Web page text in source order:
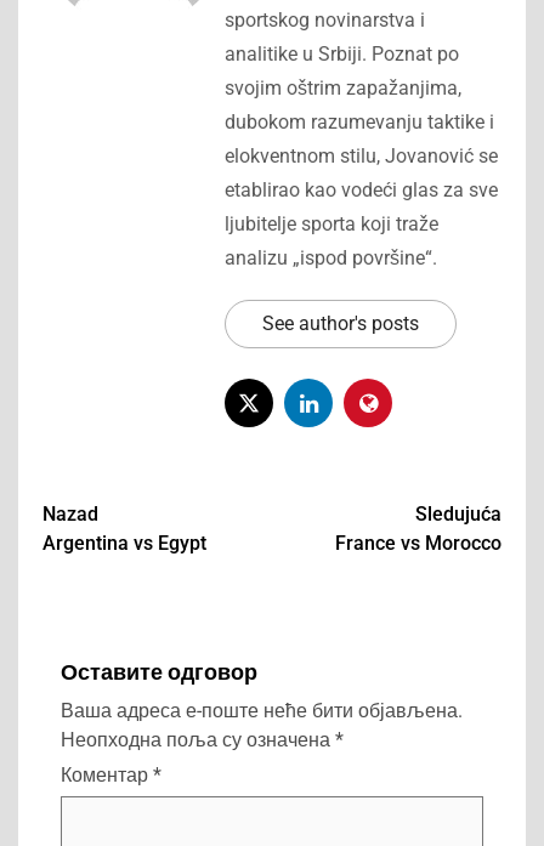
sportskog novinarstva i
analitike u Srbiji. Poznat po
svojim oštrim zapažanjima,
dubokom razumevanju taktike i
elokventnom stilu, Jovanović se
etablirao kao vodeći glas za sve
ljubitelje sporta koji traže
analizu „ispod površine“.
See author's posts
Post
Nazad
Argentina vs Egypt
Sledujuća
France vs Morocco
Оставите одговор
Ваша адреса е-поште неће бити објављена.
Неопходна поља су означена *
Коментар *